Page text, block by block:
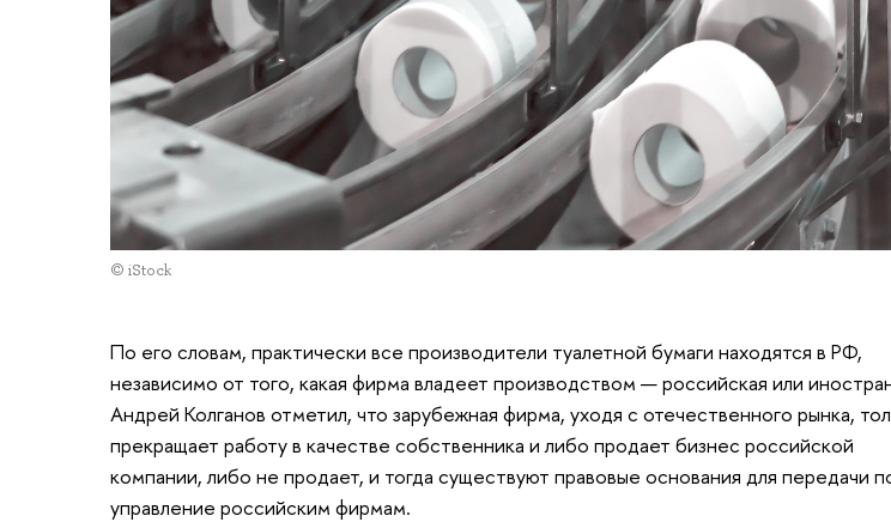
© iStock
По его словам, практически все производители туалетной бумаги находятся в РФ,
независимо от того, какая фирма владеет производством — российская или
Андрей Колганов отметил, что зарубежная фирма, уходя с отечественного рынка,
прекращает работу в качестве собственника и либо продает бизнес российской
компании, либо не продает, и тогда существуют правовые основания для передачи
управление российским фирмам.